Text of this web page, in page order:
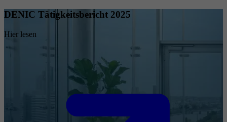
DENIC Tätigkeitsbericht 2025
Hier lesen